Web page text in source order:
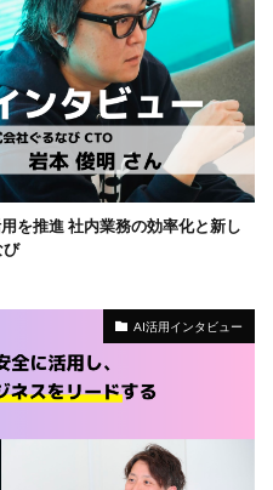
を推進 社内業務の効率化と新し
び
AI活用インタビュー